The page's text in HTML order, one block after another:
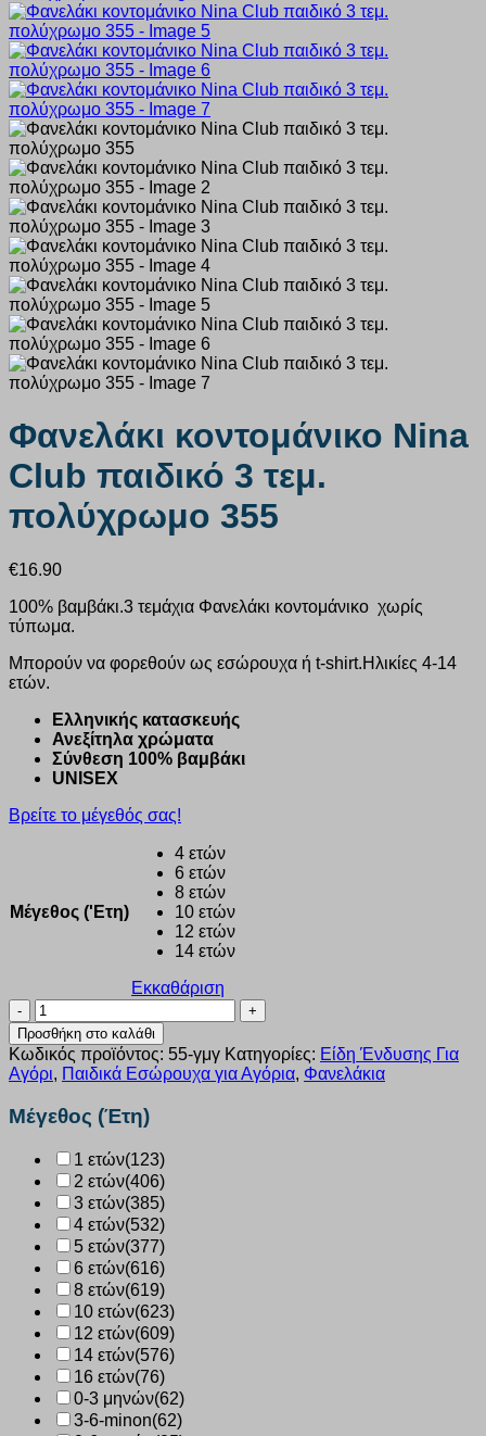
Φανελάκι κοντομάνικο Nina
Club παιδικό 3 τεμ.
πολύχρωμο 355
€16.90
100% βαμβάκι.3 τεμάχια Φανελάκι κοντομάνικο χωρίς
τύπωμα.
Μπορούν να φορεθούν ως εσώρουχα ή t-shirt.Ηλικίες 4-14
ετών.
Ελληνικής κατασκευής
Ανεξίτηλα χρώματα
Σύνθεση 100% βαμβάκι
UNISEX
Βρείτε το μέγεθός σας!
Μέγεθος ('Ετη)
4 ετών
6 ετών
8 ετών
10 ετών
12 ετών
14 ετών
Εκκαθάριση
Φανελάκι
κοντομάνικο
Nina
Club
παιδικό
τεμ.
355
ποσότητα
Προσθήκη στο καλάθι
Κωδικός προϊόντος: 55-γμγ Κατηγορίες: Είδη Ένδυσης Για
Αγόρι, Παιδικά Εσώρουχα για Αγόρια, Φανελάκια
Μέγεθος (Έτη)
1 ετών(123)
2 ετών(406)
3 ετών(385)
4 ετών(532)
5 ετών(377)
6 ετών(616)
8 ετών(619)
10 ετών(623)
12 ετών(609)
14 ετών(576)
16 ετών(76)
0-3 μηνών(62)
3-6-minon(62)